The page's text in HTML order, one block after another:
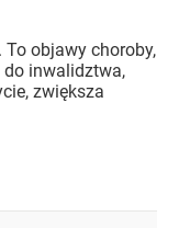
objawy choroby,
inwalidztwa,
zwiększa